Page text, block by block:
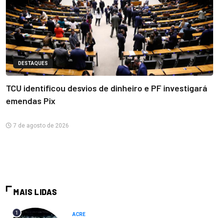
DESTAQUES
TCU identificou desvios de dinheiro e PF investigará
emendas Pix
7 de agosto de 2026
MAIS LIDAS
1 ACRE